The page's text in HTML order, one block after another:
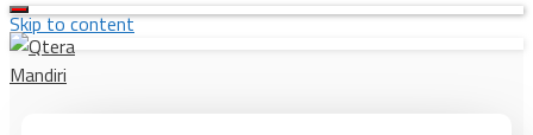
Skip to content